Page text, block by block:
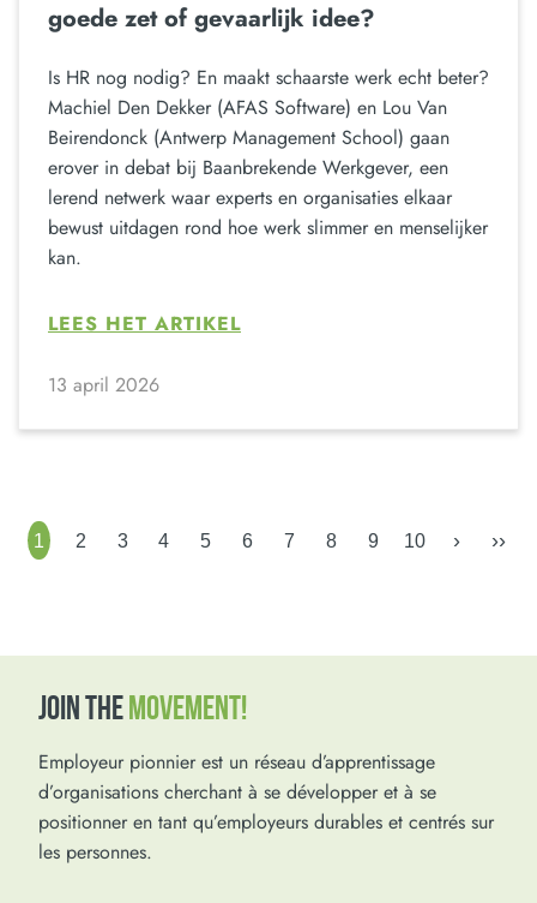
goede zet of gevaarlijk idee?
Is HR nog nodig? En maakt schaarste werk echt beter?
Machiel Den Dekker (AFAS Software) en Lou Van
Beirendonck (Antwerp Management School) gaan
erover in debat bij Baanbrekende Werkgever, een
lerend netwerk waar experts en organisaties elkaar
bewust uitdagen rond hoe werk slimmer en menselijker
kan.
LEES HET ARTIKEL
13 april 2026
1 2 3 4 5 6 7 8 9 10 › ››
JOIN THEMOVEMENT!
Employeur pionnier est un réseau d’apprentissage
d’organisations cherchant à se développer et à se
positionner en tant qu’employeurs durables et centrés sur
les personnes.